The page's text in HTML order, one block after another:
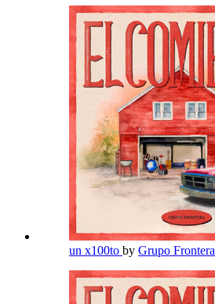
un x100to by Grupo Frontera